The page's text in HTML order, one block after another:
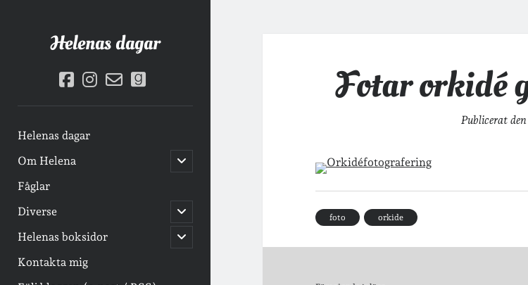
Helenas dagar
facebook
instagram
email-goodreads
Helenas dagar
Om Helena
öppna
undermeny
Fåglar
Diverse
öppna
undermeny
Helenas boksidor
öppna
undermeny
Kontakta mig
Fotar orkidé
Publicerat den
foto orkide